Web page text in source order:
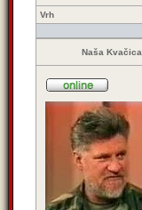
Vrh
Naša Kvačica